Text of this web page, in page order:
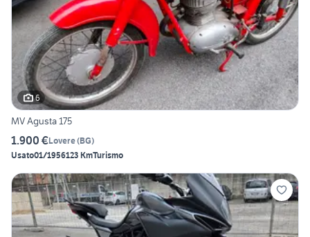
6
MV Agusta 175
1.900 €Lovere(BG)
Usato01/1956123 KmTurismo